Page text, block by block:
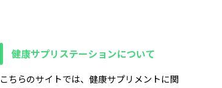
健康サプリステーションについて
こちらのサイトでは、健康サプリメントに関